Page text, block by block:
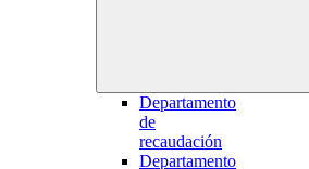
Departamento
de
recaudación
Departamento